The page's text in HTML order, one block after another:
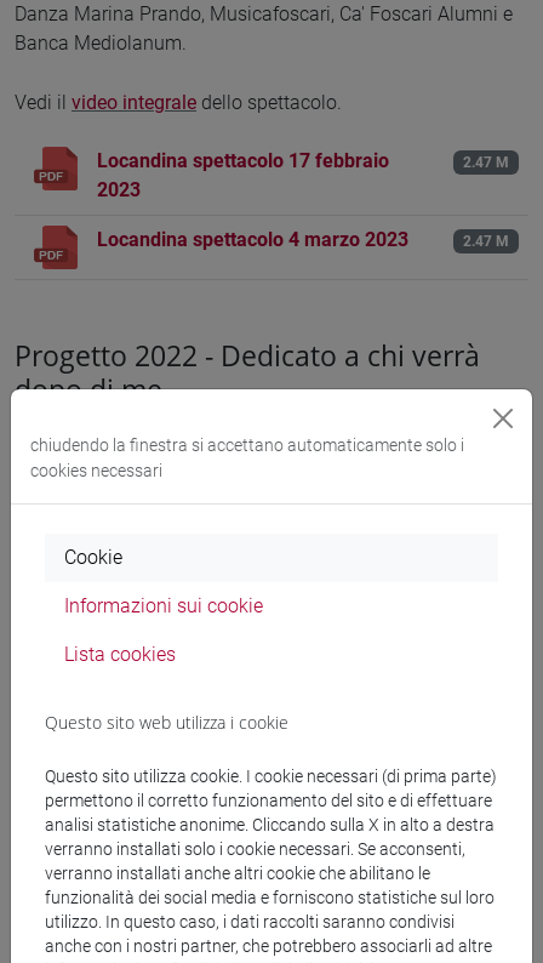
Danza Marina Prando, Musicafoscari, Ca' Foscari Alumni e
Banca Mediolanum.
Vedi il video integrale dello spettacolo.
Locandina spettacolo 17 febbraio
2023
2.47 M
Locandina spettacolo 4 marzo 2023 2.47 M
Progetto 2022 - Dedicato a chi verrà
dopo di me
Fucina Arti Performative Ca’ Foscari presenta un progetto
dedicato al mondo cafoscarino. La trasmissione di saperi
prende la forma del racconto di una giovane laureanda che,
si rivolge agli studenti che verranno parlando loro di
nostalgie, affetti, scoperte, paure, entusiasmi, rivelazioni.
corso di studi?
linguaggi espressivi, tra arti visive e performative, è stato
catturare in pochi minuti l’intensità di un’esperienza di
crescita riuscita, in perenne dialogo con la coralità della vita
universitaria.
Guarda il video.
Ottobre 2020 - Piccolo manifesto sulle
chiudendo la finestra si accettano automaticamente solo i
cookies necessari
Cookie
Informazioni sui cookie
Lista cookies
Questo sito web utilizza i cookie
Questo sito utilizza cookie. I cookie necessari (di prima parte)
permettono il corretto funzionamento del sito e di effettuare
analisi statistiche anonime. Cliccando sulla X in alto a destra
verranno installati solo i cookie necessari. Se acconsenti,
verranno installati anche altri cookie che abilitano le
funzionalità dei social media e forniscono statistiche sul loro
utilizzo. In questo caso, i dati raccolti saranno condivisi
anche con i nostri partner, che potrebbero associarli ad altre